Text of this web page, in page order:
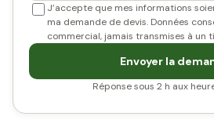
J’accepte que mes informations
ma demande de devis. Données
commercial, jamais transmises à un
Envoyer la
Réponse sous 2 h aux